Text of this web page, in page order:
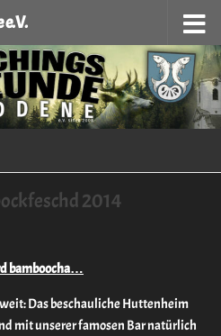
2014
bamboocha…
Das beschauliche Huttenheim
mit unserer famosen Bar natürlich